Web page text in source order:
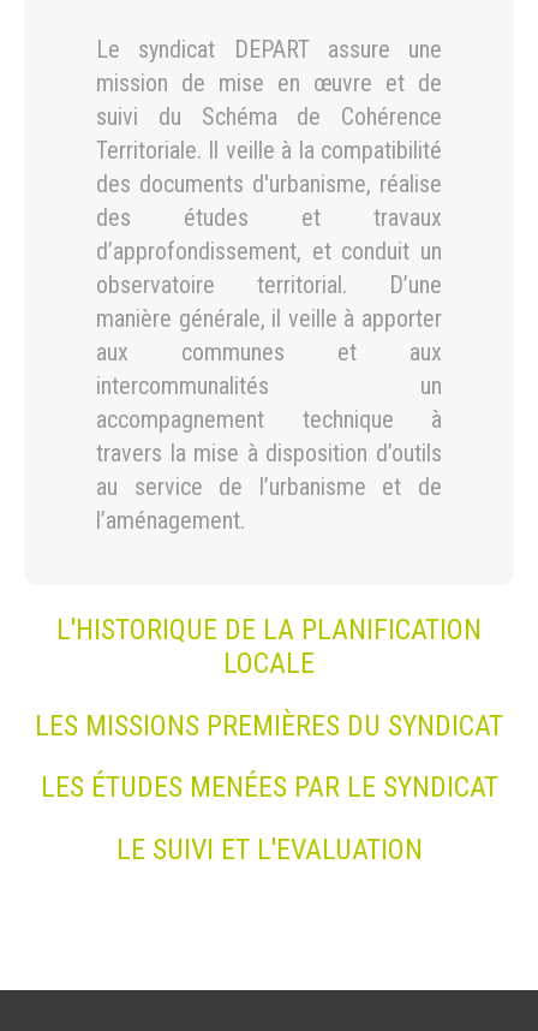
Le syndicat DEPART assure une
mission de mise en œuvre et de
suivi du Schéma de Cohérence
Territoriale. Il veille à la compatibilité
des documents d'urbanisme, réalise
des études et travaux
d’approfondissement, et conduit un
observatoire territorial. D’une
manière générale, il veille à apporter
aux communes et aux
intercommunalités un
accompagnement technique à
travers la mise à disposition d’outils
au service de l’urbanisme et de
l’aménagement.
L'HISTORIQUE DE LA PLANIFICATION
LOCALE
LES MISSIONS PREMIÈRES DU SYNDICAT
LES ÉTUDES MENÉES PAR LE SYNDICAT
LE SUIVI ET L'EVALUATION